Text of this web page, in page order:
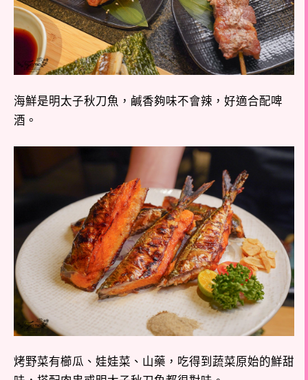
海鮮是明太子秋刀魚，鹹香夠味不會辣，好適合配啤
酒。
烤野菜有櫛瓜、娃娃菜、山藥，吃得到蔬菜原始的鮮甜